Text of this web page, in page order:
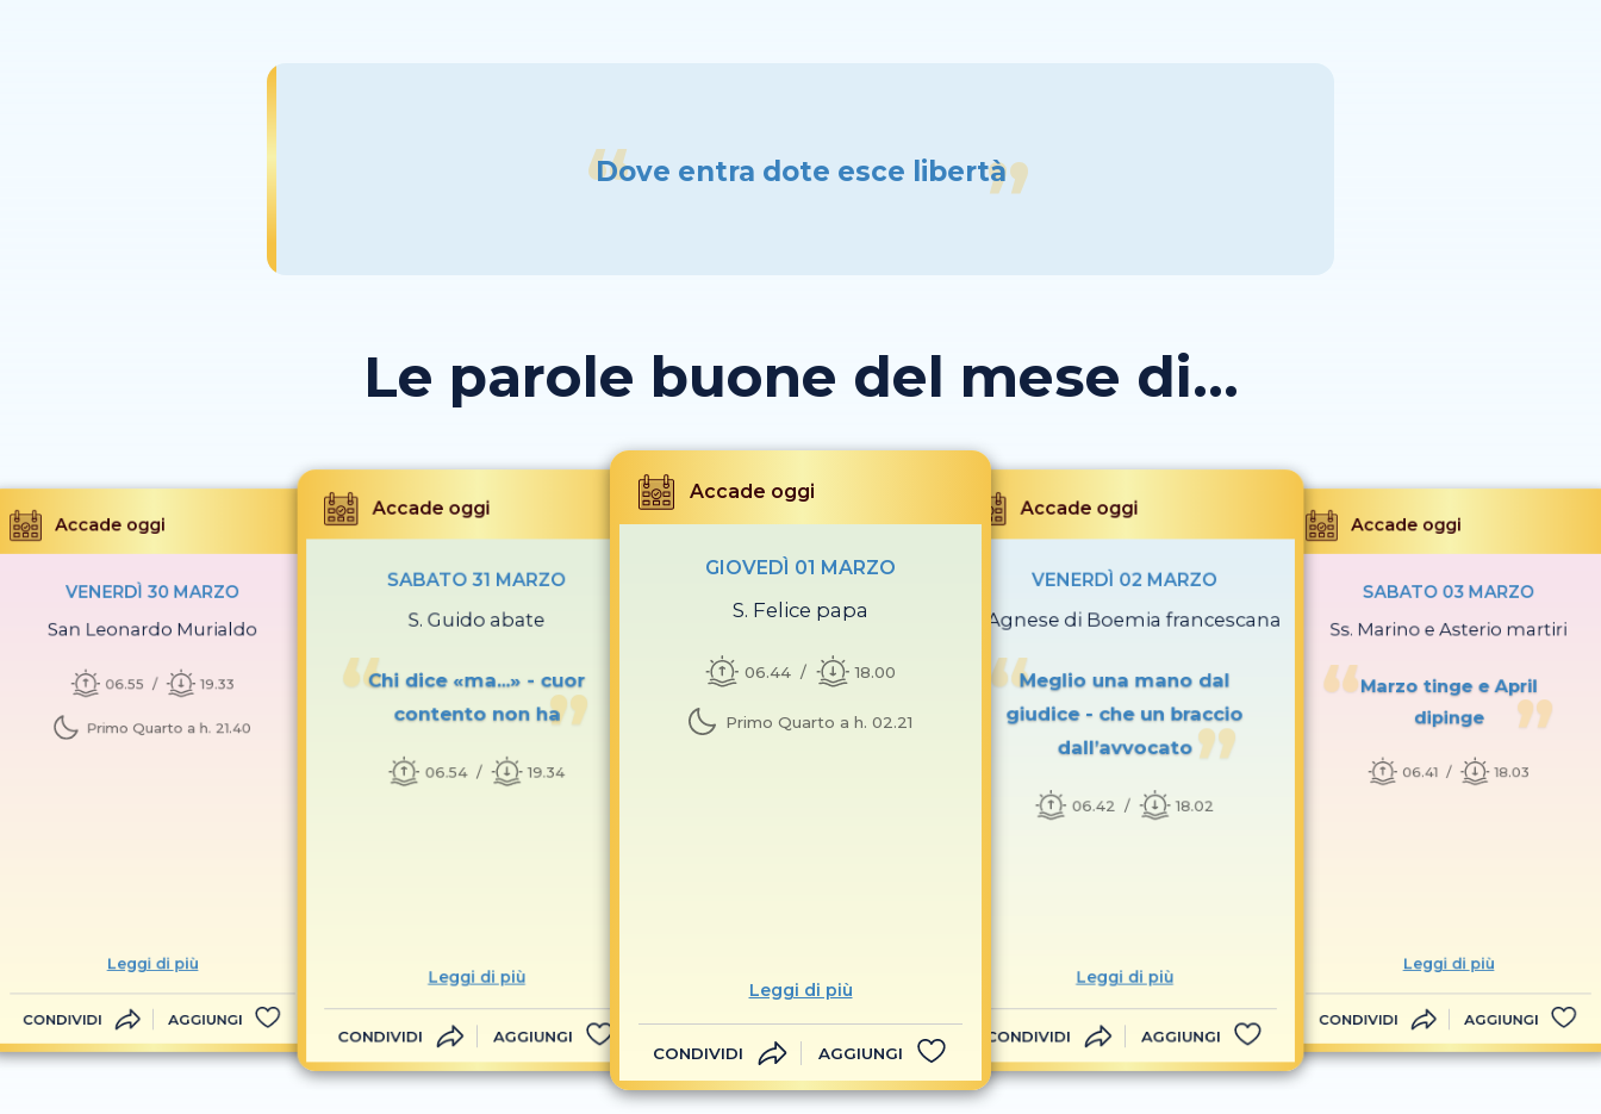
Dove entra dote esce libertà
Le parole buone del mese di...
Accade oggi
VENERDÌ 30 MARZO
San Leonardo Murialdo
06.55 19.33
Primo Quarto a h. 21.40
Leggi di più
CONDIVIDI AGGIUNGI
Accade oggi
SABATO 31 MARZO
S. Guido abate
Chi dice «ma...» - cuor
contento non ha
06.54 19.34
Leggi di più
CONDIVIDI AGGIUNGI
Accade oggi
GIOVEDÌ 01 MARZO
S. Felice papa
06.44 18.00
Primo Quarto a h. 02.21
Leggi di più
CONDIVIDI AGGIUNGI
Accade oggi
VENERDÌ 02 MARZO
S. Agnese di Boemia francescana
Meglio una mano dal
giudice - che un braccio
dall’avvocato
06.42 18.02
Leggi di più
CONDIVIDI AGGIUNGI
Accade oggi
SABATO 03 MARZO
Ss. Marino e Asterio martiri
Marzo tinge e April
dipinge
06.41 18.03
Leggi di più
CONDIVIDI AGGIUNGI